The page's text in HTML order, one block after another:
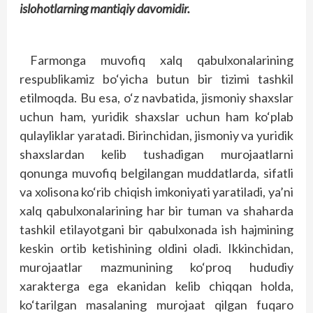
islohotlarning mantiqiy davomidir.
Farmonga muvofiq xalq qabulxonalarining
respublikamiz bo‘yicha butun bir tizimi tashkil
etilmoqda. Bu esa, o‘z navbatida, jismoniy shaxslar
uchun ham, yuridik shaxslar uchun ham ko‘plab
qulayliklar yaratadi. Birinchidan, jismoniy va yuridik
shaxslardan kelib tushadigan murojaatlarni
qonunga muvofiq belgilangan muddatlarda, sifatli
va xolisona ko‘rib chiqish imkoniyati yaratiladi, ya’ni
xalq qabulxonalarining har bir tuman va shaharda
tashkil etilayotgani bir qabulxonada ish hajmining
keskin ortib ketishining oldini oladi. Ikkinchidan,
murojaatlar mazmunining ko‘proq hududiy
xarakterga ega ekanidan kelib chiqqan holda,
ko‘tarilgan masalaning murojaat qilgan fuqaro